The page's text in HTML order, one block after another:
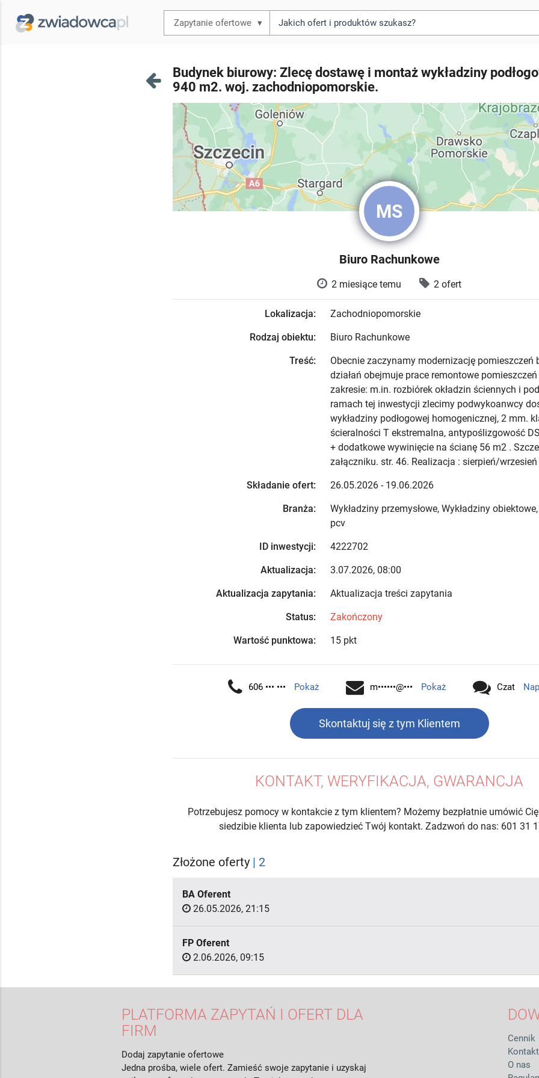
▾
Budynek biurowy: Zlecę dostawę i montaż wykładziny
940 m2. woj. zachodniopomorskie.
MS
Biuro Rachunkowe
2 miesiące temu 2 ofert
Lokalizacja: Zachodniopomorskie
Rodzaj obiektu: Biuro Rachunkowe
Treść:
Obecnie zaczynamy modernizację pomieszczeń
działań obejmuje prace remontowe
zakresie: m.in. rozbiórek okładzin ściennych i
ramach tej inwestycji zlecimy podwykoanwcy
wykładziny podłogowej homogenicznej, 2 mm.
ścieralności T ekstremalna, antypoślizgowość
+ dodatkowe wywinięcie na ścianę 56 m2 .
załączniku. str. 46. Realizacja : sierpień/wrzesień
Składanie ofert: 26.05.2026 - 19.06.2026
Branża:
Wykładziny przemysłowe, Wykładziny
pcv
ID inwestycji: 4222702
Aktualizacja: 3.07.2026, 08:00
Aktualizacja zapytania: Aktualizacja treści zapytania
Status: Zakończony
Wartość punktowa: 15 pkt
606 ••• ••• Pokaż m••••••@••• Pokaż Czat
Skontaktuj się z tym Klientem
KONTAKT, WERYFIKACJA, GWARANCJA
Potrzebujesz pomocy w kontakcie z tym klientem? Możemy bezpłatnie umówić
siedzibie klienta lub zapowiedzieć Twój kontakt. Zadzwoń do nas: 601 31
Złożone oferty | 2
BA Oferent
26.05.2026, 21:15
FP Oferent
2.06.2026, 09:15
PLATFORMA ZAPYTAŃ I OFERT DLA
FIRM
Dodaj zapytanie ofertowe
Jedna prośba, wiele ofert. Zamieść swoje zapytanie i uzyskaj
Cennik
Kontakt
O nas